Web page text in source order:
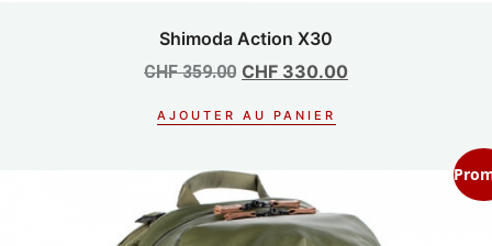
Shimoda Action X30
CHF359.00 CHF 330.00
AJOUTER AU PANIER